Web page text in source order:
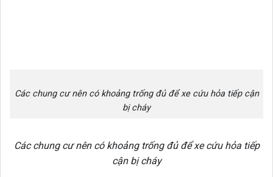
Các chung cư nên có khoảng trống đủ để xe cứu hỏa tiếp cận
bị cháy
Các chung cư nên có khoảng trống đủ để xe cứu hỏa tiếp
cận bị cháy